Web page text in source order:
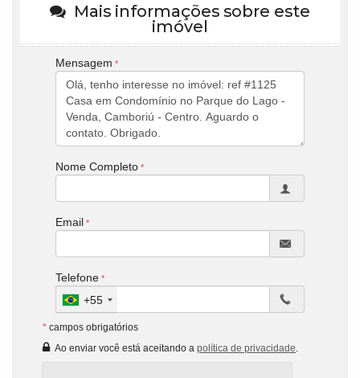
Mais informações sobre este
imóvel
Mensagem
Nome Completo
Email
Telefone
+55
* campos obrigatórios
Ao enviar você está aceitando a política de privacidade.